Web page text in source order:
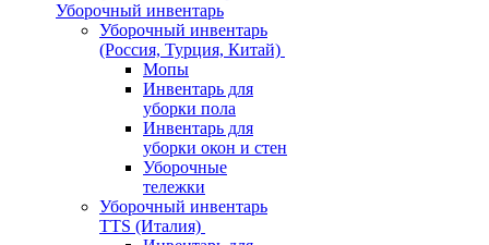
Уборочный инвентарь
Уборочный инвентарь
(Россия, Турция, Китай)
Мопы
Инвентарь для
уборки пола
Инвентарь для
уборки окон и стен
Уборочные
тележки
Уборочный инвентарь
TTS (Италия)